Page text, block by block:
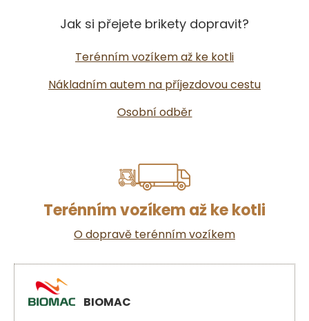
Jak si přejete brikety dopravit?
Terénním vozíkem až ke kotli
Nákladním autem na příjezdovou cestu
Osobní odběr
Terénním vozíkem až ke kotli
O dopravě terénním vozíkem
BIOMAC